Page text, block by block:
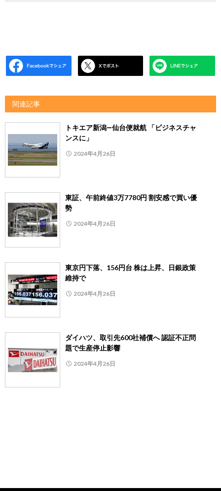
関連記事
トキエア新潟―仙台便就航 「ビジネスチャ
ンスに」
2024年4月26日
東証、午前終値3万7780円 割安感で買い優
勢
2024年4月26日
東京円下落、156円台 株は上昇、日銀政策
維持で
2024年4月26日
ダイハツ、取引先600社補償へ 認証不正問
題で生産停止影響
2024年4月26日